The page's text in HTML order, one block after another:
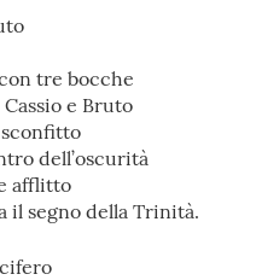
tre bocche
e Bruto
dell’oscurità
afflitto
il segno della Trinità.